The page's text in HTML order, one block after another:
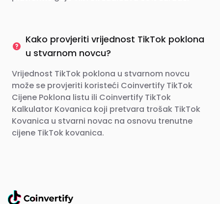
Kako provjeriti vrijednost TikTok poklona
u stvarnom novcu?
Vrijednost TikTok poklona u stvarnom novcu
može se provjeriti koristeći Coinvertify TikTok
Cijene Poklona listu ili Coinvertify TikTok
Kalkulator Kovanica koji pretvara trošak TikTok
Kovanica u stvarni novac na osnovu trenutne
cijene TikTok kovanica.